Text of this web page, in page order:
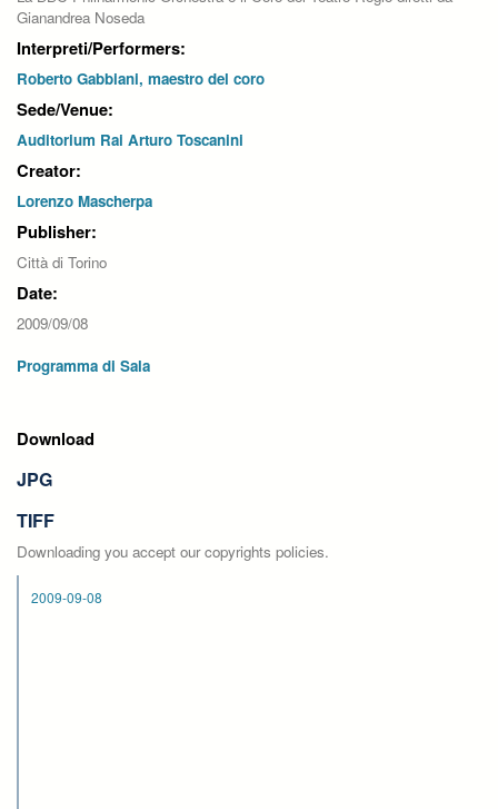
Gianandrea Noseda
Interpreti/Performers:
Roberto Gabbiani, maestro del coro
Sede/Venue:
Auditorium Rai Arturo Toscanini
Creator:
Lorenzo Mascherpa
Publisher:
Città di Torino
Date:
2009/09/08
Programma di Sala
Download
JPG
TIFF
Downloading you accept our copyrights policies.
2009-09-08